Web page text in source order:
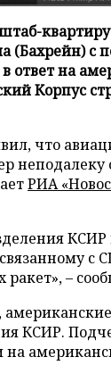
(Бахрейн) с
ответ на
Корпус
что
неподалеку
РИА
связанному
–
КСИР.
на